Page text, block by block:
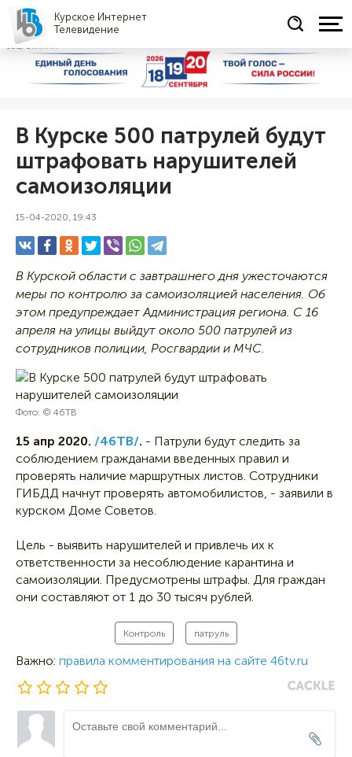
Курское Интернет
Телевидение
СОЦРЕКЛАМА
В Курске 500 патрулей будут
штрафовать нарушителей
самоизоляции
15-04-2020, 19:43
В Курской области с завтрашнего дня ужесточаются
меры по контролю за самоизоляцией населения. Об
этом предупреждает Администрация региона. С 16
апреля на улицы выйдут около 500 патрулей из
сотрудников полиции, Росгвардии и МЧС.
Фото: © 46ТВ
15 апр 2020. /46ТВ/. - Патрули будут следить за
соблюдением гражданами введенных правил и
проверять наличие маршрутных листов. Сотрудники
ГИБДД начнут проверять автомобилистов, - заявили в
курском Доме Советов.
Цель - выявить нарушителей и привлечь их к
ответственности за несоблюдение карантина и
самоизоляции. Предусмотрены штрафы. Для граждан
они составляют от 1 до 30 тысяч рублей.
Контроль патруль
Важно: правила комментирования на сайте 46tv.ru